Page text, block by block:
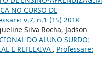
NO CURSO DE
v.7, n.1 (15) 2018
Silva Rocha, Jadson
DO ALUNO SURDO:
E REFLEXIVA , Professare: